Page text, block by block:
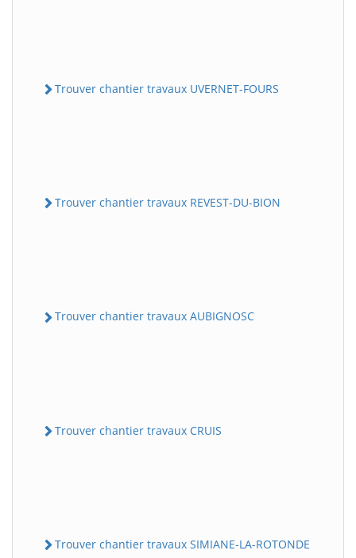
Trouver chantier travaux UVERNET-FOURS
Trouver chantier travaux REVEST-DU-BION
Trouver chantier travaux AUBIGNOSC
Trouver chantier travaux CRUIS
Trouver chantier travaux SIMIANE-LA-ROTONDE